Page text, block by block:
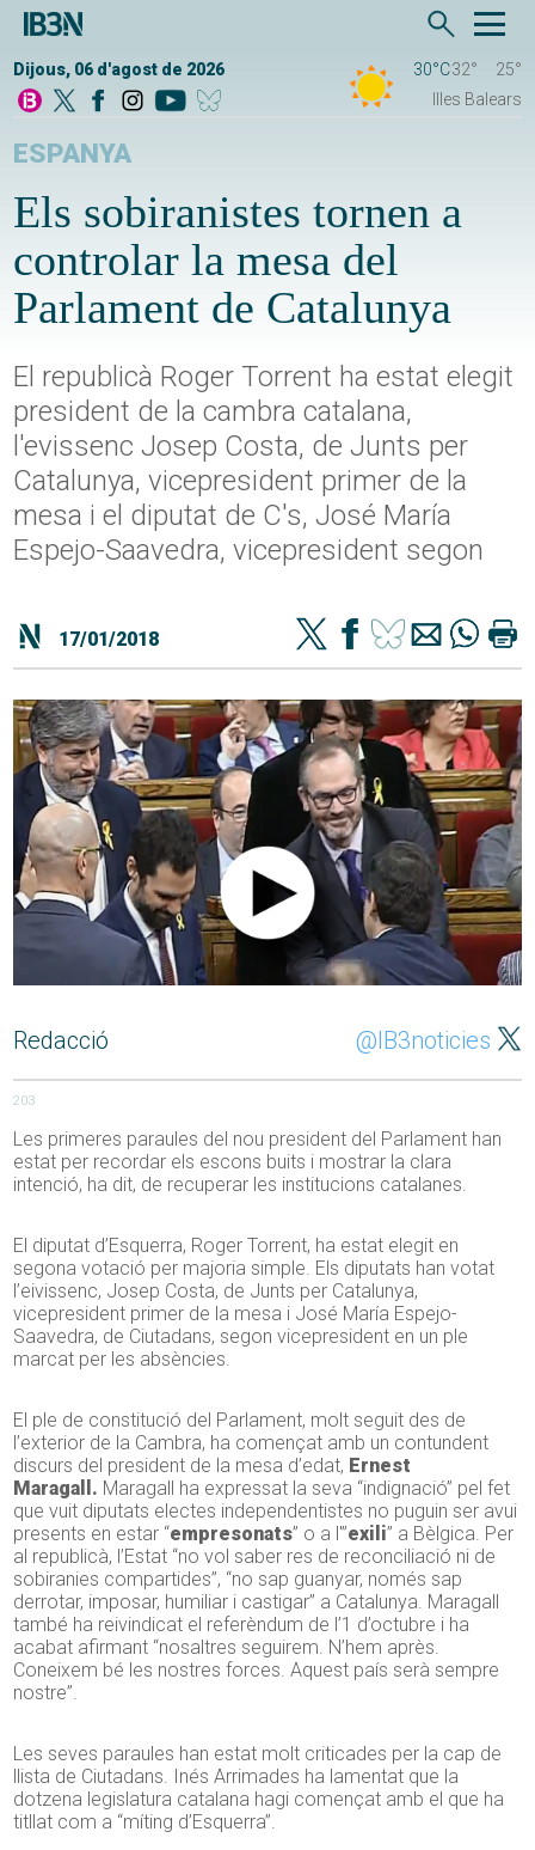
Dijous, 06 d'agost de 2026 30°C32°
25°
Illes Balears
ESPANYA
Els sobiranistes tornen a
controlar la mesa del
Parlament de Catalunya
El republicà Roger Torrent ha estat elegit
president de la cambra catalana,
l'evissenc Josep Costa, de Junts per
Catalunya, vicepresident primer de la
mesa i el diputat de C's, José María
Espejo-Saavedra, vicepresident segon
17/01/2018
Redacció @IB3noticies
203
Les primeres paraules del nou president del Parlament han
estat per recordar els escons buits i mostrar la clara
intenció, ha dit, de recuperar les institucions catalanes.
El diputat d’Esquerra, Roger Torrent, ha estat elegit en
segona votació per majoria simple. Els diputats han votat
l’eivissenc, Josep Costa, de Junts per Catalunya,
vicepresident primer de la mesa i José María Espejo-
Saavedra, de Ciutadans, segon vicepresident en un ple
marcat per les absències.
El ple de constitució del Parlament, molt seguit des de
l’exterior de la Cambra, ha començat amb un contundent
discurs del president de la mesa d’edat, Ernest
Maragall. Maragall ha expressat la seva “indignació” pel fet
que vuit diputats electes independentistes no puguin ser avui
presents en estar “empresonats” o a l'”exili” a Bèlgica. Per
al republicà, l’Estat “no vol saber res de reconciliació ni de
sobiranies compartides”, “no sap guanyar, només sap
derrotar, imposar, humiliar i castigar” a Catalunya. Maragall
també ha reivindicat el referèndum de l’1 d’octubre i ha
acabat afirmant “nosaltres seguirem. N’hem après.
Coneixem bé les nostres forces. Aquest país serà sempre
nostre”.
Les seves paraules han estat molt criticades per la cap de
llista de Ciutadans. Inés Arrimades ha lamentat que la
dotzena legislatura catalana hagi començat amb el que ha
titllat com a “míting d’Esquerra”.